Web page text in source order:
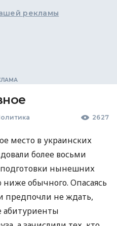
рекламы
2627
место в украинских
более восьми
нынешних
обычного. Опасаясь
предпочли не ждать,
абитуриенты